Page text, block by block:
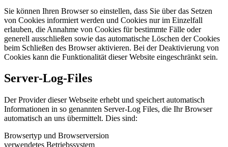
Sie können Ihren Browser so einstellen, dass Sie über das Setzen
von Cookies informiert werden und Cookies nur im Einzelfall
erlauben, die Annahme von Cookies für bestimmte Fälle oder
generell ausschließen sowie das automatische Löschen der Cookies
beim Schließen des Browser aktivieren. Bei der Deaktivierung von
Cookies kann die Funktionalität dieser Website eingeschränkt sein.
Server-Log-Files
Der Provider dieser Webseite erhebt und speichert automatisch
Informationen in so genannten Server-Log Files, die Ihr Browser
automatisch an uns übermittelt. Dies sind:
Browsertyp und Browserversion
verwendetes Betriebssystem